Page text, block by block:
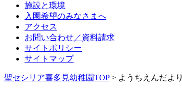
施設と環境
入園希望のみなさまへ
アクセス
お問い合わせ／資料請求
サイトポリシー
サイトマップ
聖セシリア喜多見幼稚園TOP> ようちえんだより